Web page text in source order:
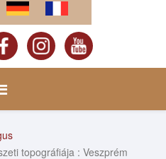
topográfiája : Veszprém